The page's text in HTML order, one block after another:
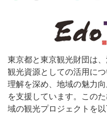
東京都と東京観光財団は
観光資源としての活用に
理解を深め、地域の魅力
を支援しています。この
域の観光プロジェクトを